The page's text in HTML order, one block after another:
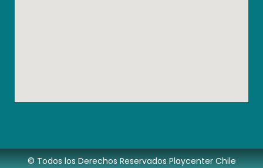
© Todos los Derechos Reservados Playcenter Chile